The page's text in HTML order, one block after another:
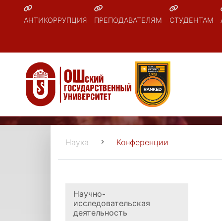
АНТИКОРРУПЦИЯ ПРЕПОДАВАТЕЛЯМ СТУДЕНТАМ
Наука Конференции
Научно-
исследовательская
деятельность